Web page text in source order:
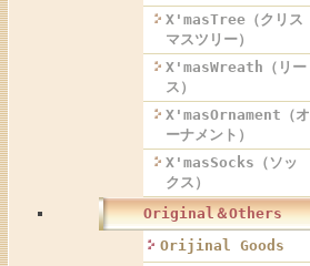
X'masTree（クリス
マスツリー）
X'masWreath（リー
ス）
X'masOrnament（オ
ーナメント）
X'masSocks（ソッ
クス）
Original＆Others
Orijinal Goods